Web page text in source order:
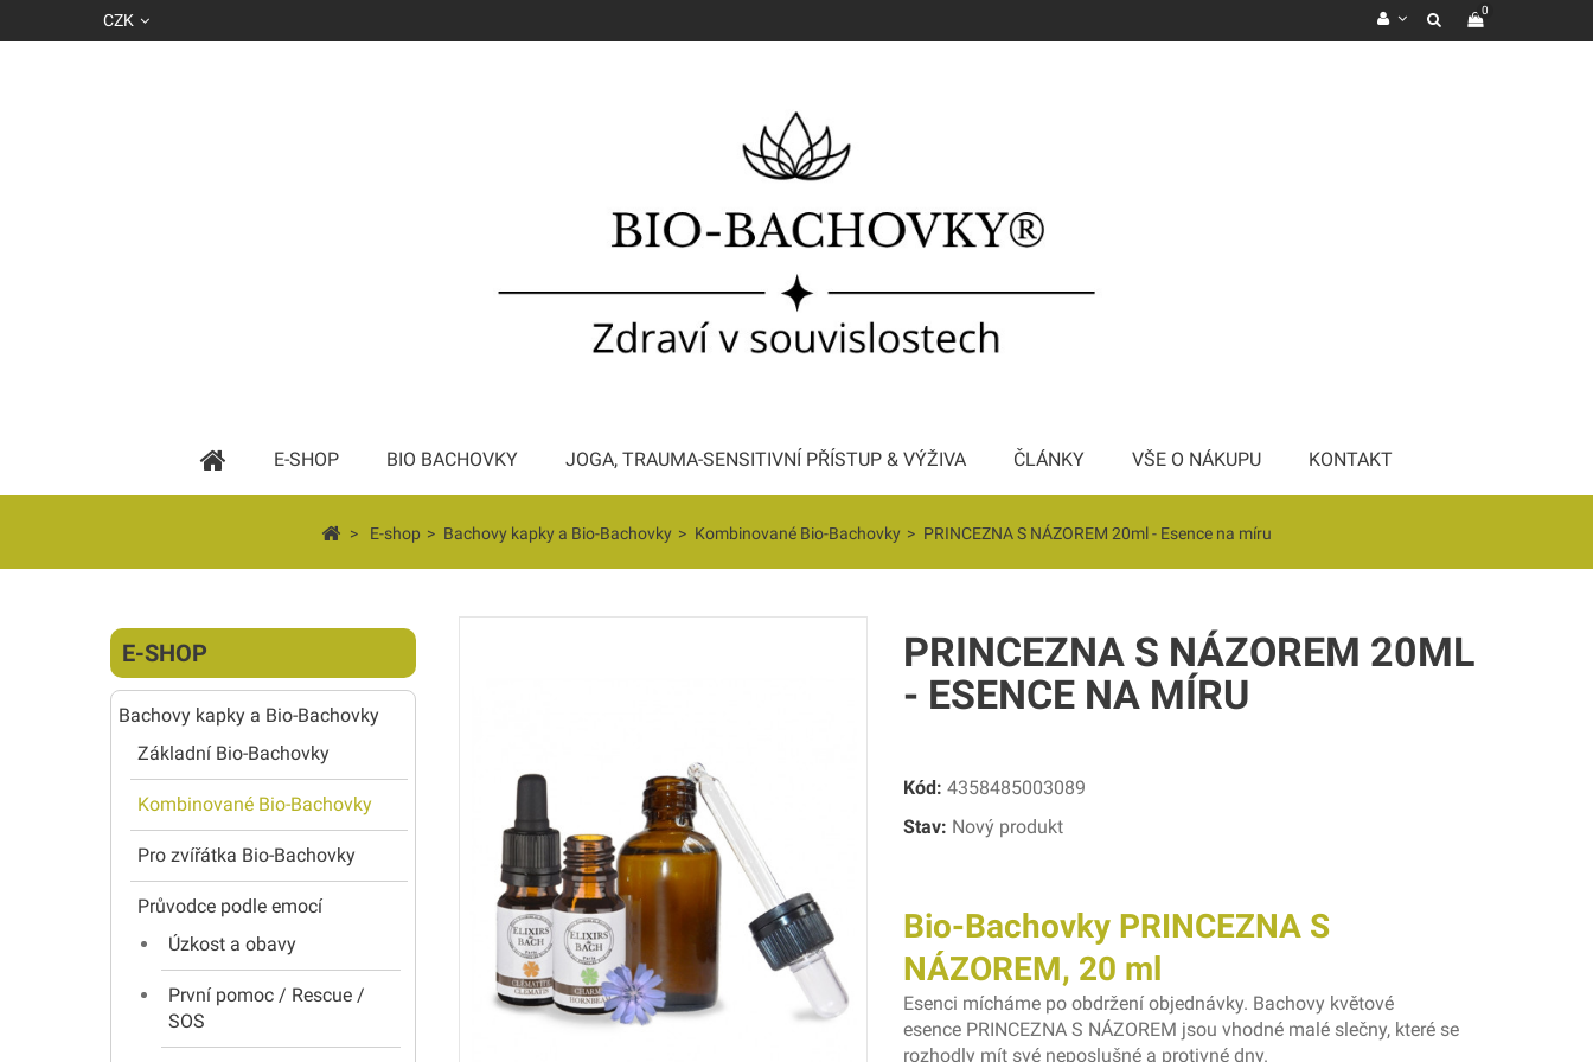
0
CZK
E-SHOP BIO BACHOVKY JOGA, TRAUMA-SENSITIVNÍ PŘÍSTUP & VÝŽIVA ČLÁNKY VŠE O NÁKUPU KONTAKT
> E-shop > Bachovy kapky a Bio-Bachovky > Kombinované Bio-Bachovky > PRINCEZNA S NÁZOREM 20ml - Esence na míru
E-SHOP
Bachovy kapky a Bio-Bachovky
Základní Bio-Bachovky
Kombinované Bio-Bachovky
Pro zvířátka Bio-Bachovky
Průvodce podle emocí
Úzkost a obavy
První pomoc / Rescue /
SOS
PRINCEZNA S NÁZOREM 20ML
- ESENCE NA MÍRU
Kód: 4358485003089
Stav: Nový produkt
Bio-Bachovky PRINCEZNA S
NÁZOREM, 20 ml
Esenci mícháme po obdržení objednávky. Bachovy květové
esence PRINCEZNA S NÁZOREM jsou vhodné malé slečny, které se
rozhodly mít své neposlušné a protivné dny.